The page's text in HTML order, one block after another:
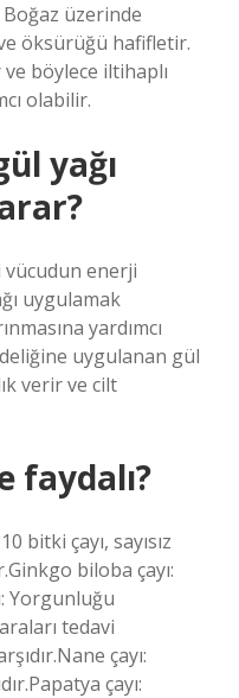
Boğaz üzerinde
öksürüğü hafifletir.
böylece iltihaplı
olabilir.
yağı
vücudun enerji
uygulamak
yardımcı
deliğine uygulanan gül
verir ve cilt
faydalı?
bitki çayı, sayısız
biloba çayı:
Yorgunluğu
tedavi
çayı:
çayı: